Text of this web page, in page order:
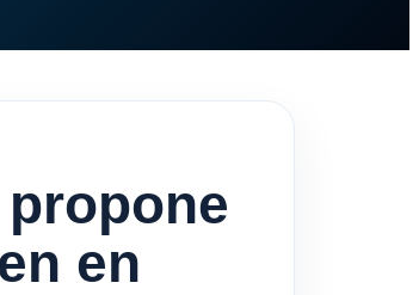
en